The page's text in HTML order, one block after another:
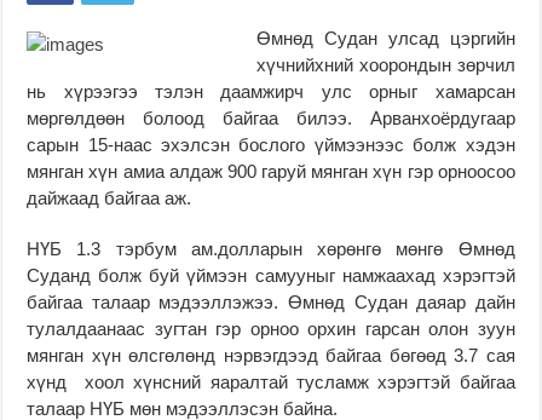
Өмнөд Судан улсад цэргийн
хүчнийхний хоорондын зөрчил
нь хүрээгээ тэлэн даамжирч улс орныг хамарсан
мөргөлдөөн болоод байгаа билээ. Арванхоёрдугаар
сарын 15-наас эхэлсэн бослого үймээнээс болж хэдэн
мянган хүн амиа алдаж 900 гаруй мянган хүн гэр орноосоо
дайжаад байгаа аж.
НҮБ 1.3 тэрбум ам.долларын хөрөнгө мөнгө Өмнөд
Суданд болж буй үймээн самууныг намжаахад хэрэгтэй
байгаа талаар мэдээллэжээ. Өмнөд Судан даяар дайн
тулалдаанаас зугтан гэр орноо орхин гарсан олон зуун
мянган хүн өлсгөлөнд нэрвэгдээд байгаа бөгөөд 3.7 сая
хүнд хоол хүнсний яаралтай тусламж хэрэгтэй байгаа
талаар НҮБ мөн мэдээллэсэн байна.